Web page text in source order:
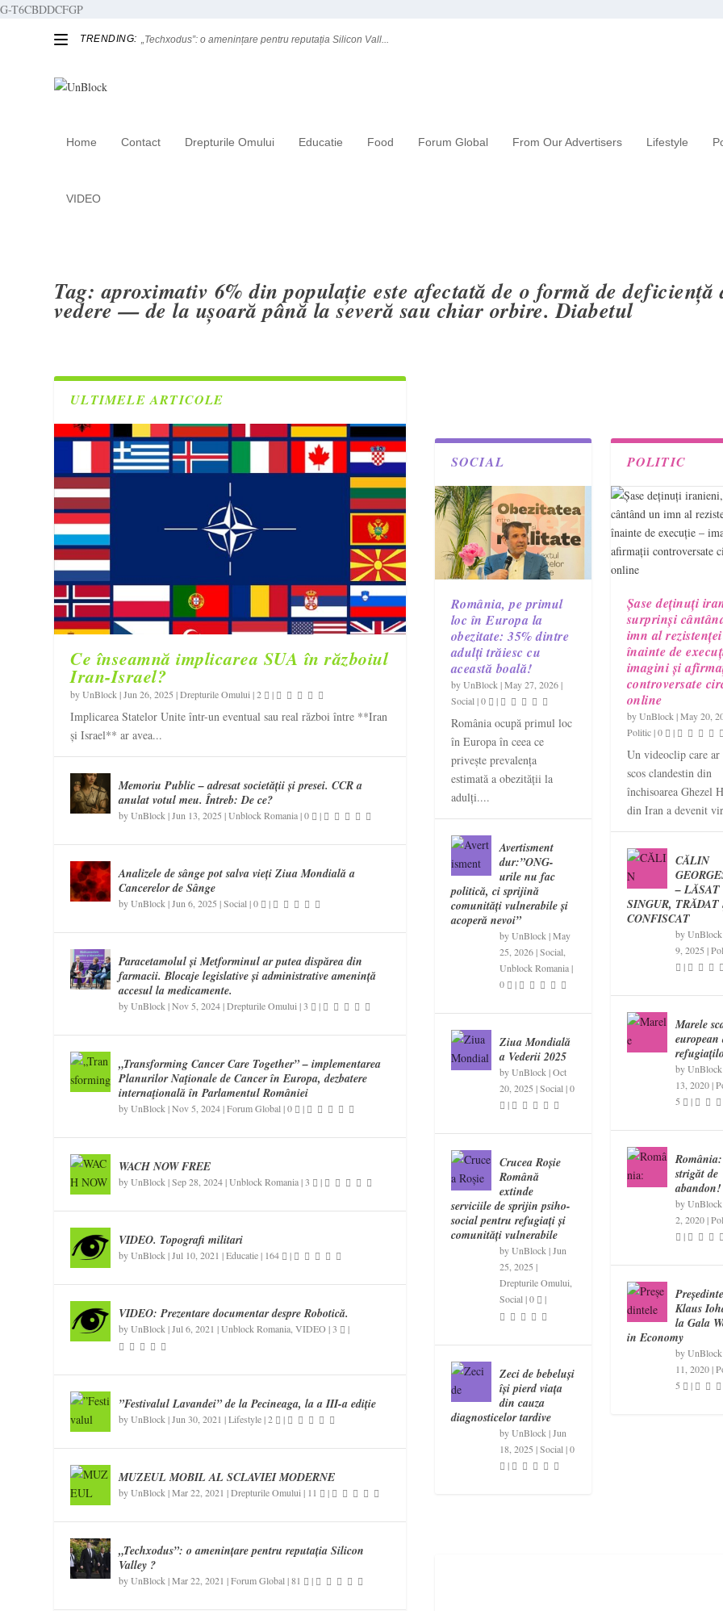
G-T6CBDDCFGP
TRENDING: „Techxodus”: o amenințare pentru reputația Silicon Vall...
Home Contact Drepturile Omului Educatie Food Forum Global From Our Advertisers Lifestyle
VIDEO
Tag:aproximativ 6% din populație este afectată de o formă de deficiență
vedere — de la ușoară până la severă sau chiar orbire. Diabetul
ULTIMELE ARTICOLE
Ce înseamnă implicarea SUA în războiul
Iran-Israel?
byUnBlock |Jun 26, 2025 |Drepturile Omului |2 |
Implicarea Statelor Unite într-un eventual sau real război între **Iran
și Israel** ar avea...
Memoriu Public – adresat societății și presei. CCR a
anulat votul meu. Întreb: De ce?
byUnBlock |Jun 13, 2025 |Unblock Romania|0 |
Analizele de sânge pot salva vieți Ziua Mondială a
Cancerelor de Sânge
byUnBlock |Jun 6, 2025 |Social |0 |
Paracetamolul și Metforminul ar putea dispărea din
farmacii. Blocaje legislative și administrative amenință
accesul la medicamente.
byUnBlock |Nov 5, 2024|Drepturile Omului |3 |
„Transforming Cancer Care Together” – implementarea
Planurilor Naţionale de Cancer în Europa, dezbatere
internaţională în Parlamentul României
byUnBlock |Nov 5, 2024|Forum Global |0 |
WACH NOW FREE
byUnBlock |Sep 28, 2024|Unblock Romania|3 |
VIDEO. Topografi militari
byUnBlock |Jul 10, 2021 |Educatie| 164 |
VIDEO: Prezentare documentar despre Robotică.
byUnBlock |Jul 6, 2021 |Unblock Romania ,VIDEO |3 |
”Festivalul Lavandei” de la Pecineaga, la a III-a ediție
byUnBlock |Jun 30, 2021 |Lifestyle|2 |
MUZEUL MOBIL AL SCLAVIEI MODERNE
byUnBlock |Mar 22, 2021 |Drepturile Omului | 11 |
„Techxodus”: o amenințare pentru reputația Silicon
Valley ?
byUnBlock |Mar 22, 2021 |Forum Global |81 |
SOCIAL
România, pe primul
loc în Europa la
obezitate: 35% dintre
adulți trăiesc cu
această boală!
byUnBlock|May 27, 2026|
Social|0 |
România ocupă primul loc
în Europa în ceea ce
privește prevalența
estimată a obezității la
adulți....
Avertisment
dur:”ONG-
urile nu fac
politică, ci sprijină
comunități vulnerabile și
acoperă nevoi”
byUnBlock|May
25, 2026|Social,
Unblock Romania|
0
|
Ziua Mondială
a Vederii 2025
byUnBlock|Oct
20, 2025 |Social|0
|
Crucea Roșie
Română
extinde
serviciile de sprijin psiho-
social pentru refugiați și
comunități vulnerabile
byUnBlock|Jun
25, 2025 |
Drepturile Omului,
Social|0 |
Zeci de bebeluși
își pierd viața
din cauza
diagnosticelor tardive
byUnBlock|Jun
18, 2025 |Social|0
|
POLITIC
Șase deținuți
surprinși
imn al rezistenței
înainte de
imagini și
controversate
online
byUnBlock |May 20,
Politic|0 |
Un videoclip care
scos clandestin din
închisoarea Ghezel
din Iran a devenit
CĂLIN
– LĂSAT
SINGUR, TRĂDAT
CONFISCAT
byUnBlock
9, 2025 |
|
Marele
european
byUnBlock
13, 2020|
5
|
România:
strigăt de
abandon!
byUnBlock
2, 2020|
|
Klaus
la Gala
in Economy
byUnBlock
11, 2020|
5
|